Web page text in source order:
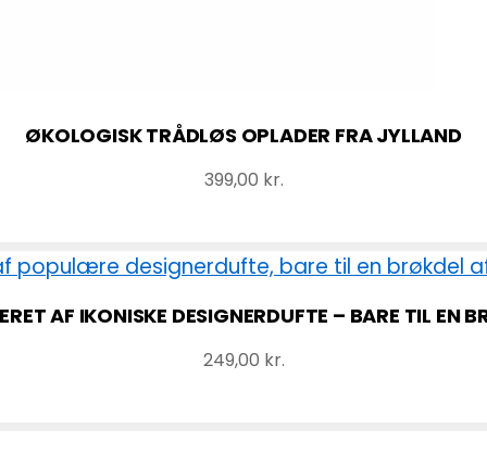
ØKOLOGISK TRÅDLØS OPLADER FRA JYLLAND
399,00 kr.
AF IKONISKE DESIGNERDUFTE – BARE TIL EN
249,00 kr.